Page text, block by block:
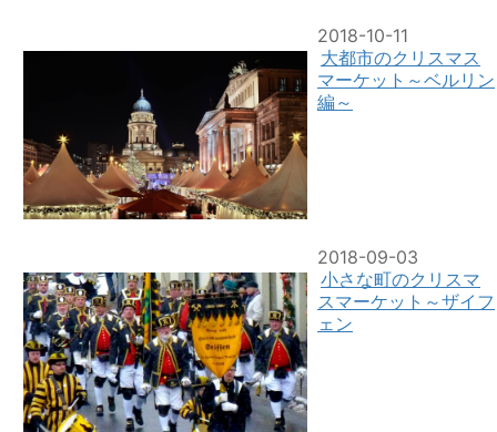
2018-10-11
大都市のクリスマス
マーケット～ベルリン
編～
2018-09-03
小さな町のクリスマ
スマーケット～ザイフ
ェン